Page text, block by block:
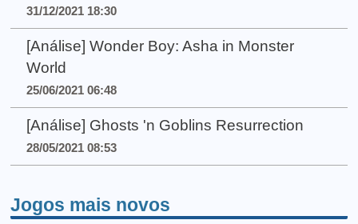
31/12/2021 18:30
[Análise] Wonder Boy: Asha in Monster
World
25/06/2021 06:48
[Análise] Ghosts 'n Goblins Resurrection
28/05/2021 08:53
Jogos mais novos